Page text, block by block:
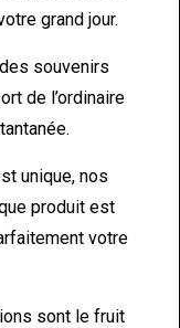
grand jour.
souvenirs
de l’ordinaire
unique, nos
produit est
votre
sont le fruit